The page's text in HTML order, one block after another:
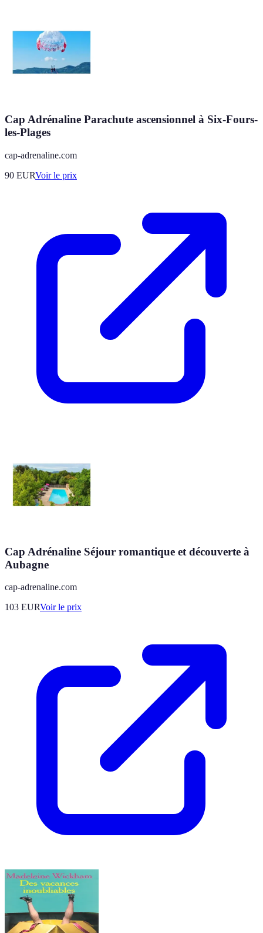
Cap Adrénaline Parachute ascensionnel à Six-Fours-
les-Plages
cap-adrenaline.com
90 EURVoir le prix
Cap Adrénaline Séjour romantique et découverte à
Aubagne
cap-adrenaline.com
103 EURVoir le prix